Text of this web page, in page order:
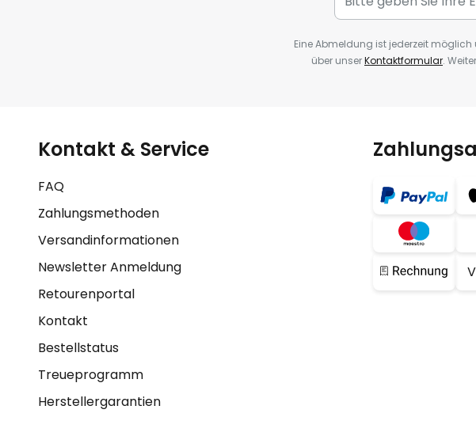
Eine Abmeldung ist jederzeit möglich
über unserKontaktformular.
Kontakt & Service
FAQ
Zahlungsmethoden
Versandinformationen
Newsletter Anmeldung
Retourenportal
Kontakt
Bestellstatus
Treueprogramm
Herstellergarantien